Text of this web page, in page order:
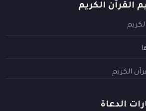
القرآن الكريم
الكريم
الدعاة